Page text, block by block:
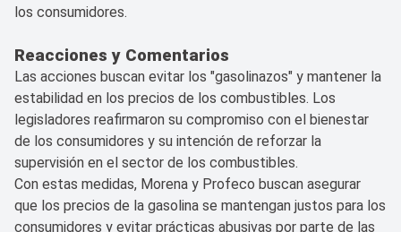
los consumidores.
Reacciones y Comentarios
Las acciones buscan evitar los "gasolinazos" y mantener la
estabilidad en los precios de los combustibles. Los
legisladores reafirmaron su compromiso con el bienestar
de los consumidores y su intención de reforzar la
supervisión en el sector de los combustibles.
Con estas medidas, Morena y Profeco buscan asegurar
que los precios de la gasolina se mantengan justos para los
consumidores y evitar prácticas abusivas por parte de las